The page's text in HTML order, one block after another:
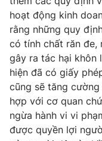
hoạt động kinh
rằng những quy
có tính chất răn đe,
gây ra tác hại khôn
hiện đã có giấy
cũng sẽ tăng
hợp với cơ quan
ngừa hành vi vi
được quyền lợi